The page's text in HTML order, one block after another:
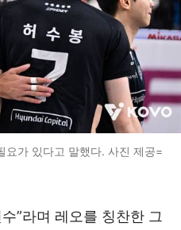
요가 있다고 말했다. 사진 제공=
”라며 레오를 칭찬한 그